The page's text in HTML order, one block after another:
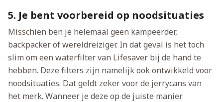
5. Je bent voorbereid op noodsituaties
Misschien ben je helemaal geen kampeerder,
backpacker of wereldreiziger. In dat geval is het toch
slim om een waterfilter van Lifesaver bij de hand te
hebben. Deze filters zijn namelijk ook ontwikkeld voor
noodsituaties. Dat geldt zeker voor de jerrycans van
het merk. Wanneer je deze op de juiste manier